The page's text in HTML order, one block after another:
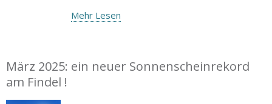
Mehr Lesen
März 2025: ein neuer Sonnenscheinrekord
am Findel !